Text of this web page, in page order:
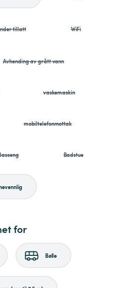
tillatt WiFi
Avhending av grått vann
vaskemaskin
mobiltelefonmottak
Badstue
for
Bølle